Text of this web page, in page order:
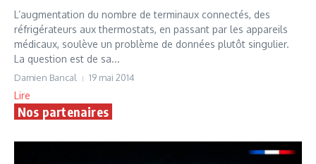
L’augmentation du nombre de terminaux connectés, des
réfrigérateurs aux thermostats, en passant par les appareils
médicaux, soulève un problème de données plutôt singulier.
La question est de sa...
Damien Bancal 19 mai 2014
Lire
Nos partenaires